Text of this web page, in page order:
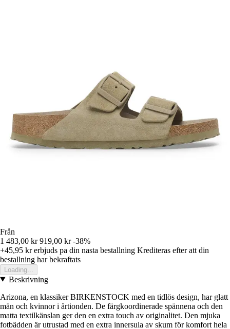
Från
1 483,00 kr 919,00 kr -38%
+45,95 krerbjuds pa din nasta bestallning Krediteras efter att din
bestallning har bekraftats
Loading...
Beskrivning
Arizona, en klassiker BIRKENSTOCK med en tidlös design, har glatt
män och kvinnor i årtionden. De färgkoordinerade spännena och den
matta textilkänslan ger den en extra touch av originalitet. Den mjuka
fotbädden är utrustad med en extra innersula av skum för komfort hela